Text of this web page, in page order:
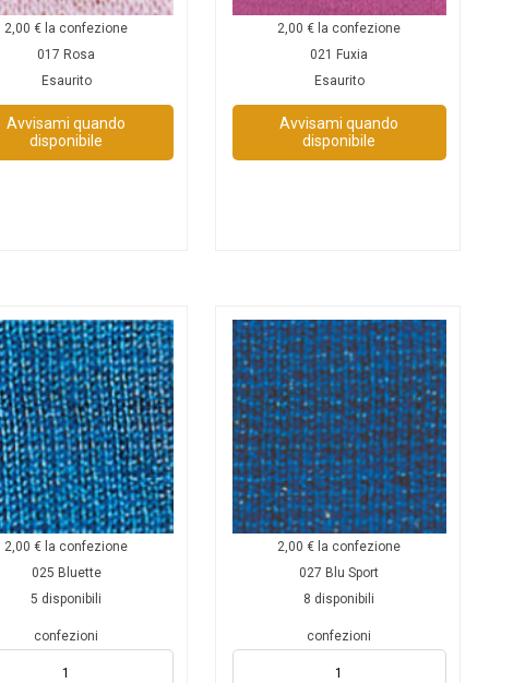
2,00 € la confezione
017 Rosa
Esaurito
Avvisami quando
disponibile
2,00 € la confezione
021 Fuxia
Esaurito
Avvisami quando
disponibile
2,00 € la confezione
025 Bluette
5 disponibili
confezioni
2,00 € la confezione
027 Blu Sport
8 disponibili
confezioni